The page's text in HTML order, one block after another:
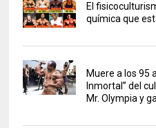
El
química que
Muere a los 95
Inmortal” del
Mr. Olympia y